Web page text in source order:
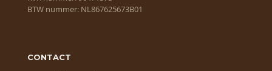
BTW nummer: NL867625673B01
CONTACT